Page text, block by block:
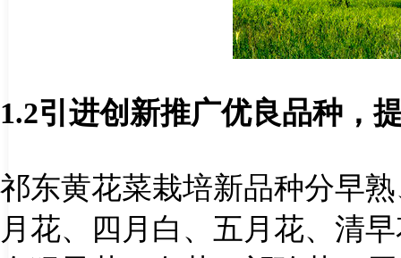
1.2引进创新推广优良品种，
祁东黄花菜栽培新品种分早
月花、四月白、五月花、清